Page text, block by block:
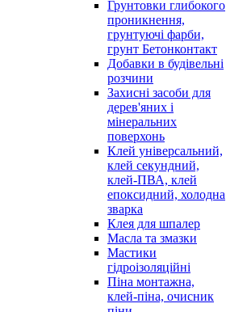
Грунтовки глибокого
проникнення,
грунтуючі фарби,
грунт Бетонконтакт
Добавки в будівельні
розчини
Захисні засоби для
дерев'яних і
мінеральних
поверхонь
Клей універсальний,
клей секундний,
клей-ПВА, клей
епоксидний, холодна
зварка
Клея для шпалер
Масла та змазки
Мастики
гідроізоляційні
Піна монтажна,
клей-піна, очисник